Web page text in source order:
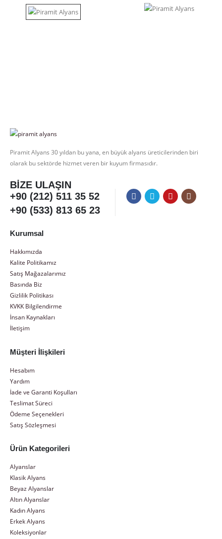
Piramit Alyans 30 yıldan bu yana, en büyük alyans üreticilerinden biri
olarak bu sektörde hizmet veren bir kuyum firmasıdır.
BIZE ULAŞIN
+90 (212) 511 35 52
+90 (533) 813 65 23
Kurumsal
Hakkımızda
Kalite Politikamız
Satış Mağazalarımız
Basında Biz
Gizlilik Politikası
KVKK Bilgilendirme
İnsan Kaynakları
İletişim
Müşteri İlişkileri
Hesabım
Yardım
İade ve Garanti Koşulları
Teslimat Süreci
Ödeme Seçenekleri
Satış Sözleşmesi
Ürün Kategorileri
Alyanslar
Klasik Alyans
Beyaz Alyanslar
Altın Alyanslar
Kadın Alyans
Erkek Alyans
Koleksiyonlar